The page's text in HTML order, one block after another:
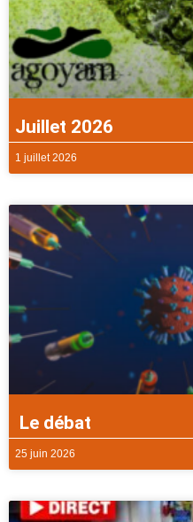
Juillet 2026
1 juillet 2026
Le débat
25 juin 2026